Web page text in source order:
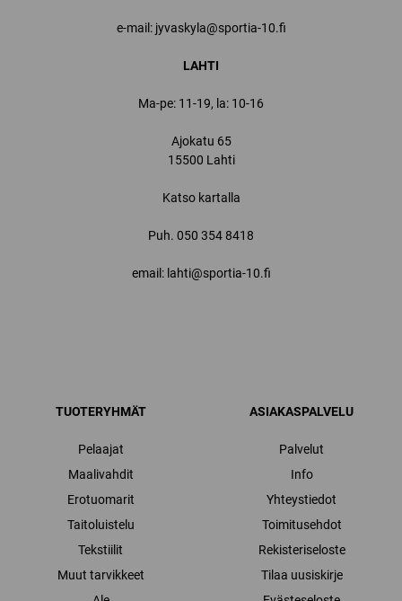
e-mail: jyvaskyla@sportia-10.fi
LAHTI
Ma-pe: 11-19, la: 10-16
Ajokatu 65
15500 Lahti
Katso kartalla
Puh. 050 354 8418
email: lahti@sportia-10.fi
TUOTERYHMÄT
Pelaajat
Maalivahdit
Erotuomarit
Taitoluistelu
Tekstiilit
Muut tarvikkeet
ASIAKASPALVELU
Palvelut
Info
Yhteystiedot
Toimitusehdot
Rekisteriseloste
Tilaa uusiskirje